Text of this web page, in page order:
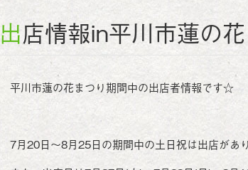
出店情報in平川市蓮の
平川市蓮の花まつり期間中の出店者情報です☆
7月20日～8月25日の期間中の土日祝は出店があ